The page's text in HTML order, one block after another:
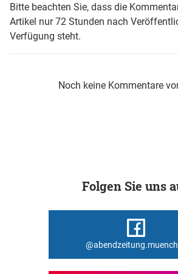
Bitte beachten Sie, dass die
Artikel nur 72 Stunden nach
Verfügung steht.
Noch keine Kommentare
Folgen Sie uns